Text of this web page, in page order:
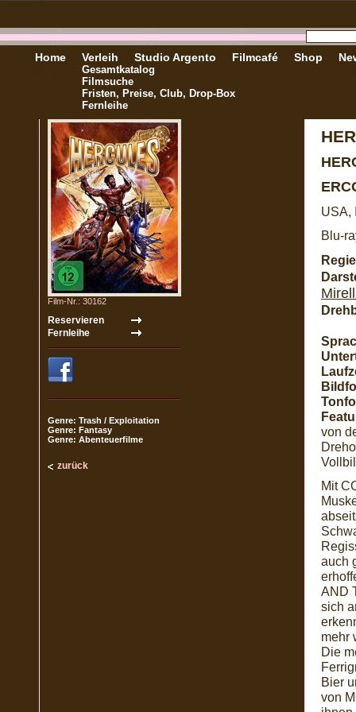
Home Verleih
Gesamtkatalog
Filmsuche
Fristen, Preise, Club, Drop-Box
Fernleihe
Studio Argento Filmcafé Shop
Film-Nr.: 30162
Genre: Trash / Exploitation
Genre: Fantasy
Genre: Abenteuerfilme
zurück
USA,
Blu-
von
Mit
auch
AND
sich
mehr
Die
Bier
von